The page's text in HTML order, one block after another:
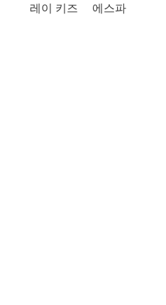
레이 키즈
에스파